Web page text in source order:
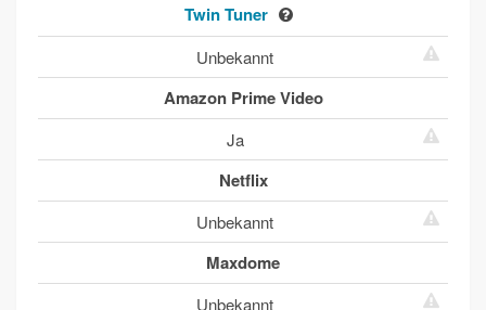
Twin Tuner
Unbekannt
Amazon Prime Video
Ja
Netflix
Unbekannt
Maxdome
Unbekannt